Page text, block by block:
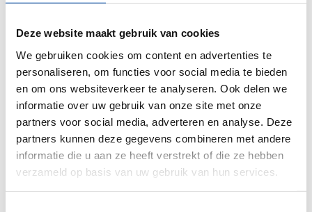
Deze website maakt gebruik van cookies
We gebruiken cookies om content en advertenties te
personaliseren, om functies voor social media te bieden
en om ons websiteverkeer te analyseren. Ook delen we
informatie over uw gebruik van onze site met onze
partners voor social media, adverteren en analyse. Deze
partners kunnen deze gegevens combineren met andere
informatie die u aan ze heeft verstrekt of die ze hebben
verzameld op basis van uw gebruik van hun services.
transformeren tot koploper:
De samenwerking tussen technische
universiteiten en universitaire academische
centra moet versterkt worden.
Kennis moet uit het lab en in de samenleving
gebracht worden.
Het belangrijk dat Nederlands beleid veel meer
continuïteit krijgt voor effectievere